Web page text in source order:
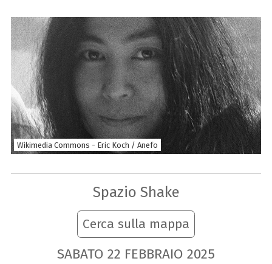
Wikimedia Commons - Eric Koch / Anefo
Spazio Shake
Cerca sulla mappa
SABATO 22 FEBBRAIO 2025